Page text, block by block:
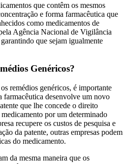
que contêm os mesmos
e forma farmacêutica que
como medicamentos de
Agência Nacional de Vigilância
que sejam igualmente
Genéricos?
remédios genéricos, é importante
farmacêutica desenvolve um novo
que lhe concede o direito
por um determinado
recupere os custos de pesquisa e
da patente, outras empresas podem
do medicamento.
da mesma maneira que os